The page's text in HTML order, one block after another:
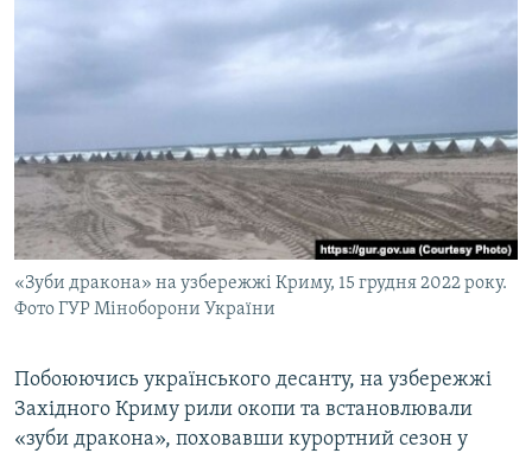
«Зуби дракона» на узбережжі Криму, 15 грудня 2022 року.
Фото ГУР Міноборони України
Побоюючись українського десанту, на узбережжі
Західного Криму рили окопи та встановлювали
«зуби дракона», поховавши курортний сезон у